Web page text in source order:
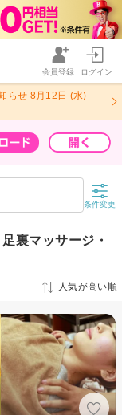
会員登録 ログイン
らせ 8月12日 (水)
条件変更
裏マッサージ・
人気が高い順